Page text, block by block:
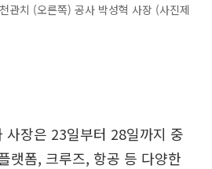
관치 (오른쪽) 공사 박성혁 사장 (사진제
사장은 23일부터 28일까지 중
랫폼, 크루즈, 항공 등 다양한